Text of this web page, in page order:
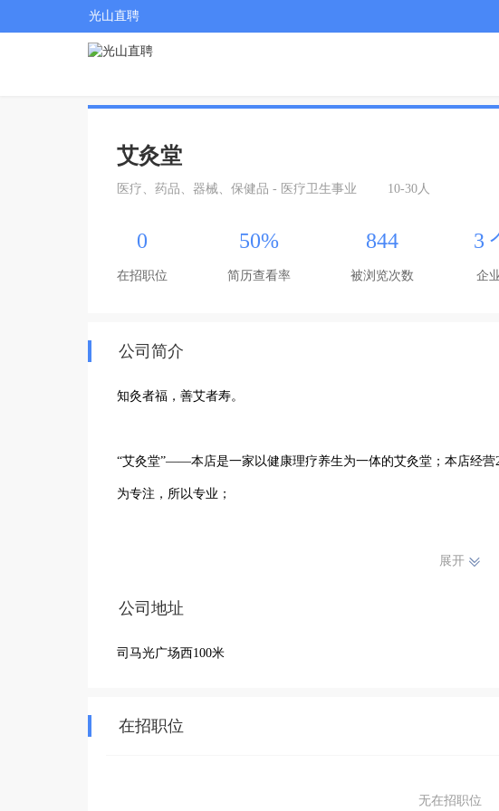
光山直聘
艾灸堂
医疗、药品、器械、保健品 - 医疗卫生事业 10-30人
0
在招职位
50%
简历查看率
844
被浏览次数
3
企
公司简介
知灸者福，善艾者寿。
“艾灸堂”——本店是一家以健康理疗养生为一体的艾灸堂；本店经
为专注，所以专业；
一：背俞艾灸:调理后背瘀滞，肌肉劳损，粘连板结，腰酸背痛，背心
二：肩颈艾灸:调理颈肩僵直,酸麻胀痛,肩背疼痛,肩周不适,活动受限,
展开
公司地址
司马光广场西100米
在招职位
无在招职位